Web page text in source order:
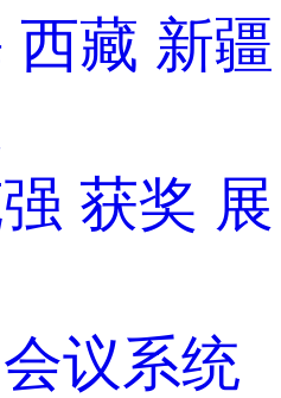
西藏 新疆
获奖 展
会议系统